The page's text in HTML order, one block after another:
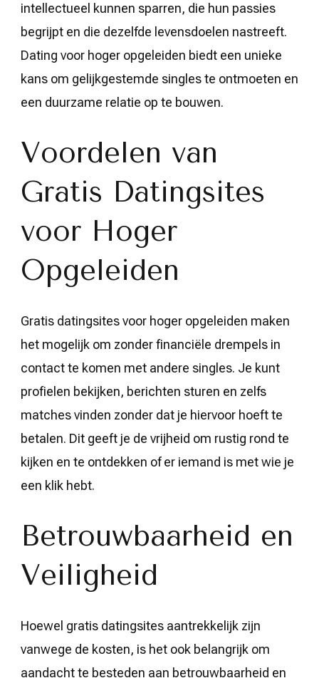
intellectueel kunnen sparren, die hun passies
begrijpt en die dezelfde levensdoelen nastreeft.
Dating voor hoger opgeleiden biedt een unieke
kans om gelijkgestemde singles te ontmoeten en
een duurzame relatie op te bouwen.
Voordelen van
Gratis Datingsites
voor Hoger
Opgeleiden
Gratis datingsites voor hoger opgeleiden maken
het mogelijk om zonder financiële drempels in
contact te komen met andere singles. Je kunt
profielen bekijken, berichten sturen en zelfs
matches vinden zonder dat je hiervoor hoeft te
betalen. Dit geeft je de vrijheid om rustig rond te
kijken en te ontdekken of er iemand is met wie je
een klik hebt.
Betrouwbaarheid en
Veiligheid
Hoewel gratis datingsites aantrekkelijk zijn
vanwege de kosten, is het ook belangrijk om
aandacht te besteden aan betrouwbaarheid en